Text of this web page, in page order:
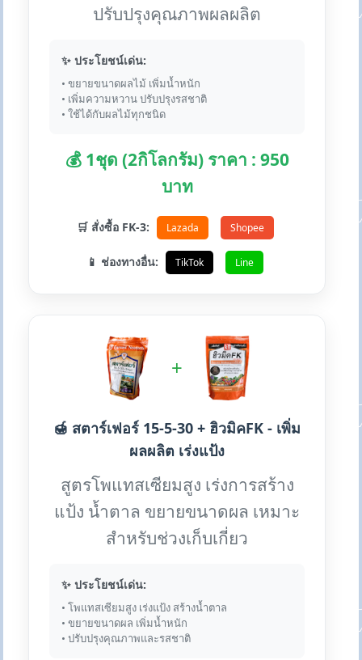
ปรับปรุงคุณภาพผลผลิต
✨ ประโยชน์เด่น:
• ขยายขนาดผลไม้ เพิ่มน้ำหนัก
• เพิ่มความหวาน ปรับปรุงรสชาติ
• ใช้ได้กับผลไม้ทุกชนิด
💰 1ชุด (2กิโลกรัม) ราคา : 950
บาท
🛒 สั่งซื้อ FK-3: Lazada Shopee
📱 ช่องทางอื่น: TikTok Line
+
🍯 สตาร์เฟอร์ 15-5-30 + ฮิวมิคFK - เพิ่ม
ผลผลิต เร่งแป้ง
สูตรโพแทสเซียมสูง เร่งการสร้าง
แป้ง น้ำตาล ขยายขนาดผล เหมาะ
สำหรับช่วงเก็บเกี่ยว
✨ ประโยชน์เด่น:
• โพแทสเซียมสูง เร่งแป้ง สร้างน้ำตาล
• ขยายขนาดผล เพิ่มน้ำหนัก
• ปรับปรุงคุณภาพและรสชาติ